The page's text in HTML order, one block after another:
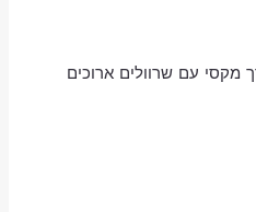
עם שרוולים ארוכים